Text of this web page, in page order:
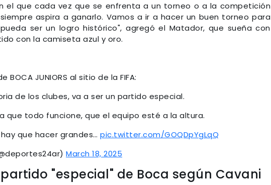
el que cada vez que se enfrenta a un torneo o a la competición
aspira a ganarlo. Vamos a ir a hacer un buen torneo para
ser un logro histórico", agregó el Matador, que sueña con
con la camiseta azul y oro.
BOCA JUNIORS al sitio de la FIFA:
de los clubes, va a ser un partido especial.
que todo funcione, que el equipo esté a la altura.
que hacer grandes… pic.twitter.com/GOQDpYgLqQ
March 18, 2025
"especial" de Boca según Cavani